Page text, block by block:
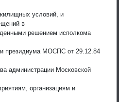
условий, и
в
решением исполкома
президиума МОСПС от 29.12.84
администрации Московской
организациям и